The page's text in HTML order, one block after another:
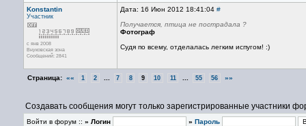
Konstantin
Участник
с янв 2008
Внуковская зона
Сообщений: 2841
Дата: 16 Июн 2012 18:41:04 #
Получается, птица не пострадала ?
Фотограф
Судя по всему, отделалась легким испугом! :)
Страница: «« 1 2 7 8 9 10 11 55 56 »»
Создавать сообщения могут только зарегистрированные участники
Войти в форум :: » Логин » Пароль